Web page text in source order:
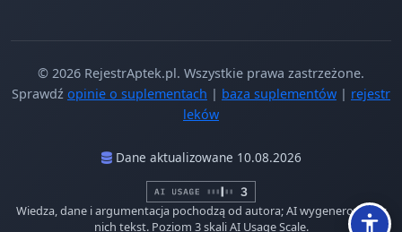
© 2026 RejestrAptek.pl. Wszystkie prawa zastrzeżone.
Sprawdź opinie o suplementach | baza suplementów | rejestr
leków
Dane aktualizowane 10.08.2026
Wiedza, dane i argumentacja pochodzą od autora; AI wygenerowało z
nich tekst. Poziom 3 skali AI Usage Scale.